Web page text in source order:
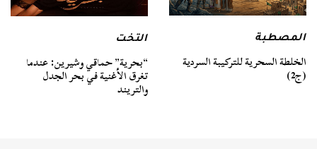
المصطبة
الخلطة السحرية للتركيبة السردية
(ج2)
التخت
“بحرية” حماقي وشيرين: عندما
تغرق الأغنية في بحر الجدل
والتريند